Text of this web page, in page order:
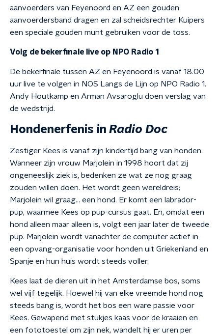
aanvoerders van Feyenoord en AZ een gouden
aanvoerdersband dragen en zal scheidsrechter Kuipers
een speciale gouden munt gebruiken voor de toss.
Volg de bekerfinale live op NPO Radio 1
De bekerfinale tussen AZ en Feyenoord is vanaf 18.00
uur live te volgen in NOS Langs de Lijn op NPO Radio 1.
Andy Houtkamp en Arman Avsaroglu doen verslag van
de wedstrijd.
Hondenerfenis in Radio Doc
Zestiger Kees is vanaf zijn kindertijd bang van honden.
Wanneer zijn vrouw Marjolein in 1998 hoort dat zij
ongeneeslijk ziek is, bedenken ze wat ze nog graag
zouden willen doen. Het wordt geen wereldreis;
Marjolein wil graag... een hond. Er komt een labrador-
pup, waarmee Kees op pup-cursus gaat. En, omdat een
hond alleen maar alleen is, volgt een jaar later de tweede
pup. Marjolein wordt vanachter de computer actief in
een opvang-organisatie voor honden uit Griekenland en
Spanje en hun huis wordt steeds voller.
Kees laat de dieren uit in het Amsterdamse bos, soms
wel vijf tegelijk. Hoewel hij van elke vreemde hond nog
steeds bang is, wordt het bos een ware passie voor
Kees. Gewapend met stukjes kaas voor de kraaien en
een fototoestel om zijn nek, wandelt hij er uren per